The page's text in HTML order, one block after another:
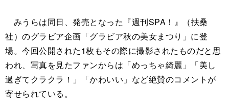
みうらは同日、発売となった『週刊SPA！』（扶桑
社）のグラビア企画「グラビア秋の美女まつり」に登
場。今回公開された1枚もその際に撮影されたものだと思
われ、写真を見たファンからは「めっちゃ綺麗」「美し
過ぎてクラクラ！」「かわいい」など絶賛のコメントが
寄せられている。